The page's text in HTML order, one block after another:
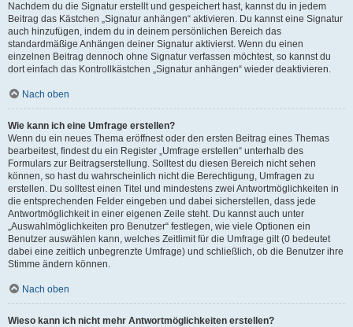
Nachdem du die Signatur erstellt und gespeichert hast, kannst du in jedem
Beitrag das Kästchen „Signatur anhängen“ aktivieren. Du kannst eine Signatur
auch hinzufügen, indem du in deinem persönlichen Bereich das
standardmäßige Anhängen deiner Signatur aktivierst. Wenn du einen
einzelnen Beitrag dennoch ohne Signatur verfassen möchtest, so kannst du
dort einfach das Kontrollkästchen „Signatur anhängen“ wieder deaktivieren.
Nach oben
Wie kann ich eine Umfrage erstellen?
Wenn du ein neues Thema eröffnest oder den ersten Beitrag eines Themas
bearbeitest, findest du ein Register „Umfrage erstellen“ unterhalb des
Formulars zur Beitragserstellung. Solltest du diesen Bereich nicht sehen
können, so hast du wahrscheinlich nicht die Berechtigung, Umfragen zu
erstellen. Du solltest einen Titel und mindestens zwei Antwortmöglichkeiten in
die entsprechenden Felder eingeben und dabei sicherstellen, dass jede
Antwortmöglichkeit in einer eigenen Zeile steht. Du kannst auch unter
„Auswahlmöglichkeiten pro Benutzer“ festlegen, wie viele Optionen ein
Benutzer auswählen kann, welches Zeitlimit für die Umfrage gilt (0 bedeutet
dabei eine zeitlich unbegrenzte Umfrage) und schließlich, ob die Benutzer ihre
Stimme ändern können.
Nach oben
Wieso kann ich nicht mehr Antwortmöglichkeiten erstellen?